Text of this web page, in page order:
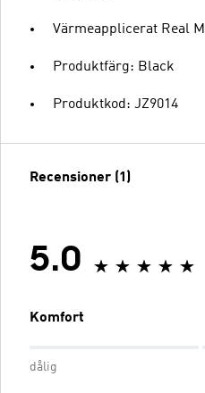
Värmeapplicerat Real
Produktfärg: Black
Produktkod: JZ9014
Recensioner (1)
5.0
Komfort
dålig